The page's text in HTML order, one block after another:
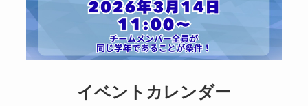
イベントカレンダー